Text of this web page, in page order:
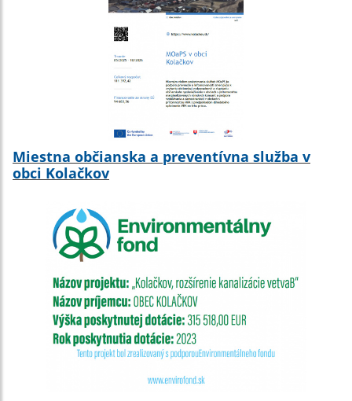
Miestna občianska a preventívna služba v
obci Kolačkov